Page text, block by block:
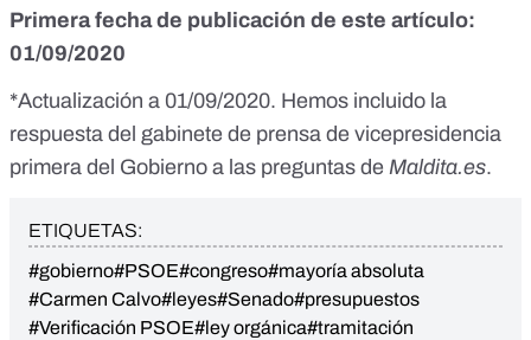
Primera fecha de publicación de este artículo:
01/09/2020
*Actualización a 01/09/2020. Hemos incluido la
respuesta del gabinete de prensa de vicepresidencia
primera del Gobierno a las preguntas de Maldita.es.
ETIQUETAS:
#gobierno#PSOE#congreso#mayoría absoluta
#Carmen Calvo#leyes#Senado#presupuestos
#Verificación PSOE#ley orgánica#tramitación